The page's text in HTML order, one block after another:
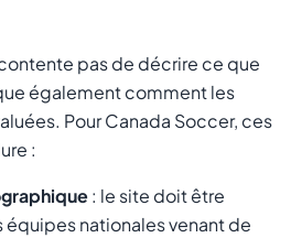
pas de décrire ce que
également comment les
Pour Canada Soccer, ces
:
: le site doit être
nationales venant de